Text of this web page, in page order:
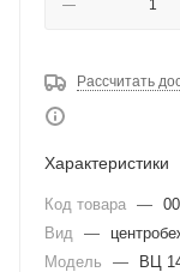
Рассчитать
Характеристики
Код товара —
Вид —
Модель
—
ВЦ